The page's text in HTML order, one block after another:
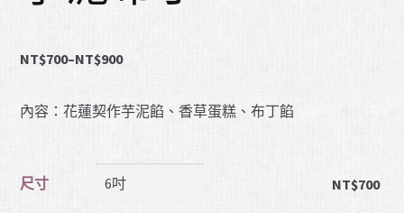
NT$700–NT$900
內容：花蓮契作芋泥餡、香草蛋糕、布丁餡
尺寸 NT$700